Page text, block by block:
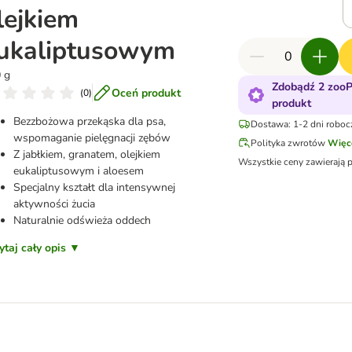
g
(0)
Oceń produkt
Bezzbożowa przekąska dla psa,
wspomaganie pielęgnacji zębów
Z jabłkiem, granatem, olejkiem
eukaliptusowym i aloesem
Specjalny kształt dla intensywnej
aktywności żucia
Naturalnie odświeża oddech
cały opis ▼
Zdobądź 2
produkt
Dostawa: 1-2 dni
Polityka zwrotów
Wszystkie ceny zawierają